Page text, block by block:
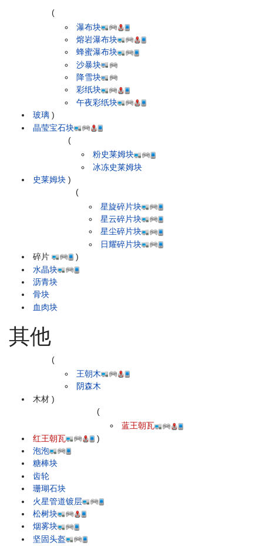
玻璃
(
瀑布块
熔岩瀑布块
蜂蜜瀑布块
沙暴块
降雪块
彩纸块
午夜彩纸块
)
晶莹宝石块
史莱姆块
(
粉史莱姆块
冰冻史莱姆块
)
碎片
(
星旋碎片块
星云碎片块
星尘碎片块
日耀碎片块
)
水晶块
沥青块
骨块
血肉块
其他
木材
(
王朝木
阴森木
)
红王朝瓦
(
蓝王朝瓦
)
泡泡
糖棒块
齿轮
珊瑚石块
火星管道镀层
松树块
烟雾块
坚固头盔